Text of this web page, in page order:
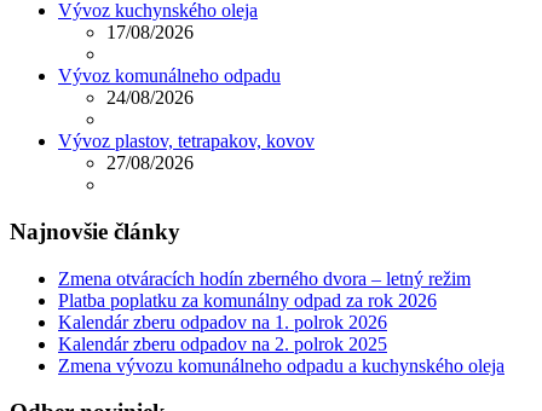
Vývoz kuchynského oleja
17/08/2026
Vývoz komunálneho odpadu
24/08/2026
Vývoz plastov, tetrapakov, kovov
27/08/2026
Najnovšie články
Zmena otváracích hodín zberného dvora – letný režim
Platba poplatku za komunálny odpad za rok 2026
Kalendár zberu odpadov na 1. polrok 2026
Kalendár zberu odpadov na 2. polrok 2025
Zmena vývozu komunálneho odpadu a kuchynského oleja